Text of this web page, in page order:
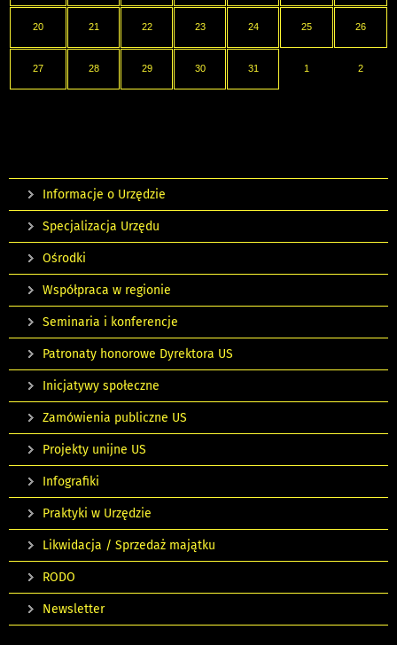
20 21 22 23 24 25 26
27 28 29 30 31 1 2
Informacje o Urzędzie
Specjalizacja Urzędu
Ośrodki
Współpraca w regionie
Seminaria i konferencje
Patronaty honorowe Dyrektora US
Inicjatywy społeczne
Zamówienia publiczne US
Projekty unijne US
Infografiki
Praktyki w Urzędzie
Likwidacja / Sprzedaż majątku
RODO
Newsletter